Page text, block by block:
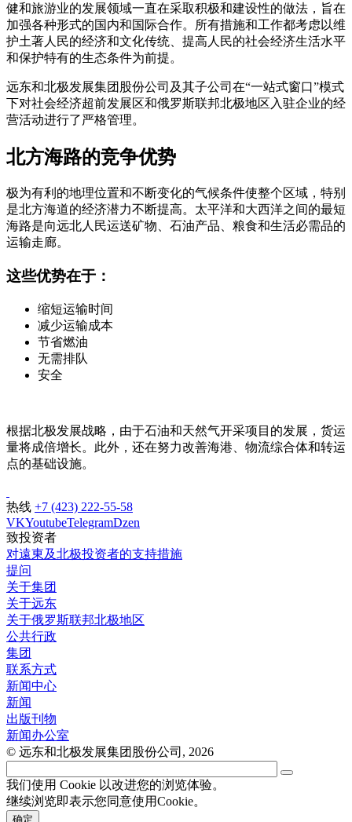
健和旅游业的发展领域一直在采取积极和建设性的做法，旨在
加强各种形式的国内和国际合作。所有措施和工作都考虑以维
护土著人民的经济和文化传统、提高人民的社会经济生活水平
和保护特有的生态条件为前提。
远东和北极发展集团股份公司及其子公司在“一站式窗口”模式
下对社会经济超前发展区和俄罗斯联邦北极地区入驻企业的经
营活动进行了严格管理。
北方海路的竞争优势
极为有利的地理位置和不断变化的气候条件使整个区域，特别
是北方海道的经济潜力不断提高。太平洋和大西洋之间的最短
海路是向远北人民运送矿物、石油产品、粮食和生活必需品的
运输走廊。
这些优势在于：
缩短运输时间
减少运输成本
节省燃油
无需排队
安全
根据北极发展战略，由于石油和天然气开采项目的发展，货运
量将成倍增长。此外，还在努力改善海港、物流综合体和转运
点的基础设施。
热线 +7 (423) 222-55-58
VKYoutubeTelegramDzen
致投资者
对遠東及北极投资者的支持措施
提问
关于集团
关于远东
关于俄罗斯联邦北极地区
公共行政
集团
联系方式
新闻中心
新闻
出版刊物
新闻办公室
© 远东和北极发展集团股份公司, 2026
我们使用 Cookie 以改进您的浏览体验。
继续浏览即表示您同意使用Cookie。
确定